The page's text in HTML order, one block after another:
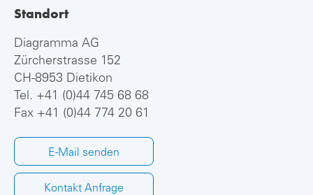
Standort
Diagramma AG
Zürcherstrasse 152
CH-8953 Dietikon
Tel. +41 (0)44 745 68 68
Fax +41 (0)44 774 20 61
E-Mail senden
Kontakt Anfrage